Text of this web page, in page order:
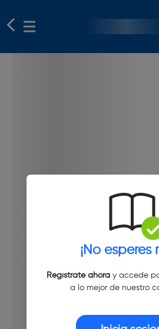
¡No esperes
Regístrate ahoray accede
a lo mejor de nuestro